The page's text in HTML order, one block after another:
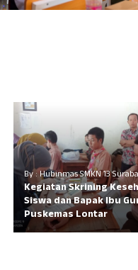
By : Hubinmas SMKN 13
Kegiatan Skrining
Siswa dan Bapak Ibu
Puskemas Lontar